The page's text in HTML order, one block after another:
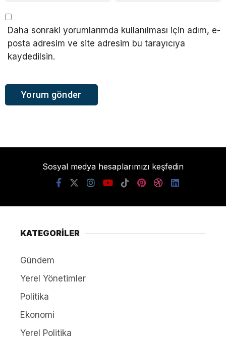
Daha sonraki yorumlarımda kullanılması için adım, e-
posta adresim ve site adresim bu tarayıcıya
kaydedilsin.
Sosyal medya hesaplarımızı keşfedin
KATEGORİLER
Gündem
Yerel Yönetimler
Politika
Ekonomi
Yerel Politika